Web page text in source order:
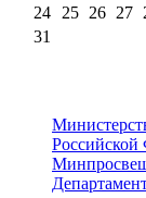
24
25 26 27
31
Российской